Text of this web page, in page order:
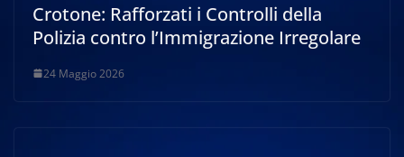
Crotone: Rafforzati i Controlli della
Polizia contro l’Immigrazione Irregolare
24 Maggio 2026